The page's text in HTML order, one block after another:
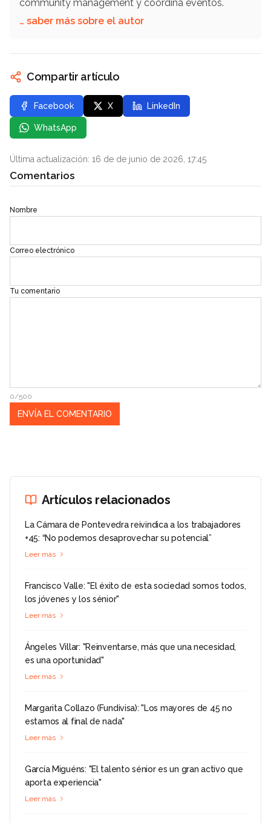
community management y coordina eventos.
… saber más sobre el autor
Compartir artículo
Facebook X LinkedIn
WhatsApp
Última actualización: 16 de de junio de 2026, 17:45
Comentarios
Nombre
Correo electrónico
Tu comentario
0/500
Artículos relacionados
La Cámara de Pontevedra reivindica a los trabajadores
+45: “No podemos desaprovechar su potencial”
Leer más
Francisco Valle: "El éxito de esta sociedad somos todos,
los jóvenes y los sénior"
Leer más
Ángeles Villar: "Reinventarse, más que una necesidad,
es una oportunidad"
Leer más
Margarita Collazo (Fundivisa): "Los mayores de 45 no
estamos al final de nada"
Leer más
García Miguéns: "El talento sénior es un gran activo que
aporta experiencia"
Leer más